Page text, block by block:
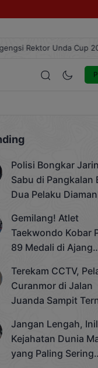
Rektor Unda Cup 2025
Polisi Bongkar
Sabu di Pangkalan
Dua Pelaku
Gemilang! Atlet
Taekwondo Kobar
89 Medali di Ajang
Cup 2025
Terekam CCTV,
Curanmor di Jalan
Juanda Sampit
Jangan Lengah,
Kejahatan Dunia
yang Paling Sering